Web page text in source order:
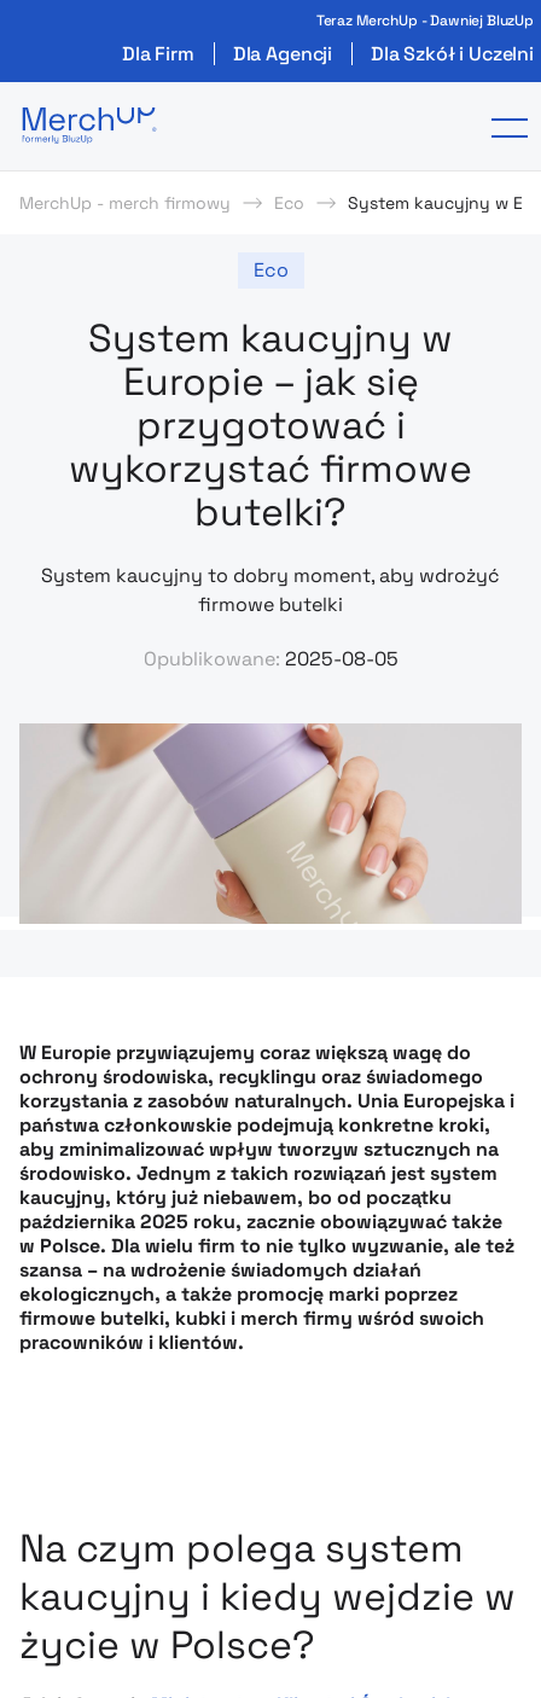
Teraz MerchUp - Dawniej BluzUp
Dla Firm Dla Agencji Dla Szkół i Uczelni
Odzież reklamowa z nadrukiem i gadżety
MerchUp - merch firmowy Eco System kaucyjny w
Eco
System kaucyjny w
Europie – jak się
przygotować i
wykorzystać firmowe
butelki?
System kaucyjny to dobry moment, aby wdrożyć
firmowe butelki
Opublikowane: 2025-08-05
W Europie przywiązujemy coraz większą wagę do
ochrony środowiska, recyklingu oraz świadomego
korzystania z zasobów naturalnych. Unia Europejska i
państwa członkowskie podejmują konkretne kroki,
aby zminimalizować wpływ tworzyw sztucznych na
środowisko. Jednym z takich rozwiązań jest system
kaucyjny, który już niebawem, bo od początku
października 2025 roku, zacznie obowiązywać także
w Polsce. Dla wielu firm to nie tylko wyzwanie, ale też
szansa – na wdrożenie świadomych działań
ekologicznych, a także promocję marki poprzez
firmowe butelki, kubki i merch firmy wśród swoich
pracowników i klientów.
Na czym polega system
kaucyjny i kiedy wejdzie w
życie w Polsce?